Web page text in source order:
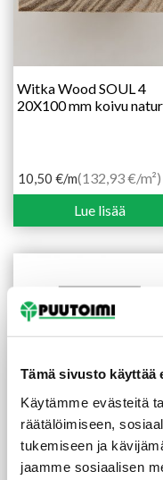
Tämä sivusto käyttää
Käytämme evästeitä
räätälöimiseen,
tukemiseen ja
jaamme sosiaalisen
Witka Wood SOUL 4
20X100 mm koivu
10,50 €/m(132,93 €/m²)
Lue lisää
WITKA WOOD
sisustuspaneelit